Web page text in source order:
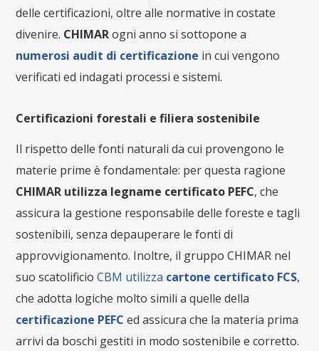
delle certificazioni, oltre alle normative in costate
divenire. CHIMARogni anno si sottopone a
numerosi audit di certificazione in cui vengono
verificati ed indagati processi e sistemi.
Certificazioni forestali e filiera sostenibile
Il rispetto delle fonti naturali da cui provengono le
materie prime è fondamentale: per questa ragione
CHIMAR utilizza legname certificato PEFC, che
assicura la gestione responsabile delle foreste e tagli
sostenibili, senza depauperare le fonti di
approvvigionamento. Inoltre, il gruppo CHIMAR nel
suo scatolificioCBM utilizza cartone certificato FCS,
che adotta logiche molto simili a quelle della
certificazione PEFC ed assicura che la materia prima
arrivi da boschi gestiti in modo sostenibile e corretto.